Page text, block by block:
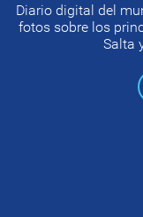
Diario digital del
fotos sobre los
Salta